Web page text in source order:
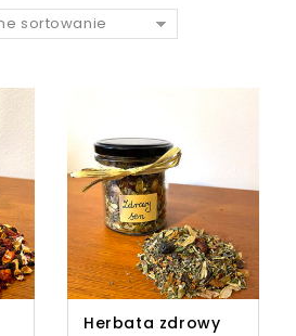
sortowanie
Herbata zdrowy